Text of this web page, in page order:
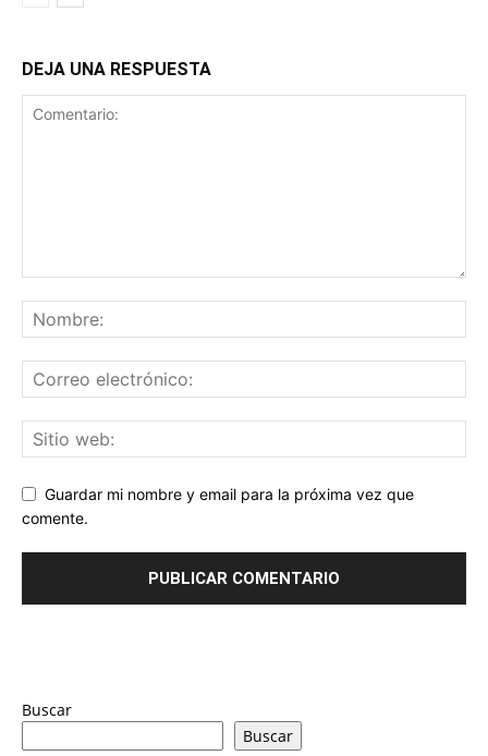
DEJA UNA RESPUESTA
Guardar mi nombre y email para la próxima vez que
comente.
Buscar
Buscar